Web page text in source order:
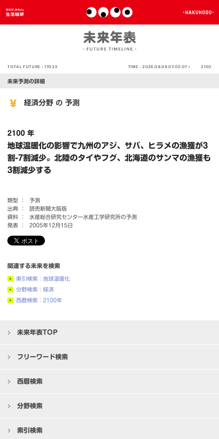
TOTAL FUTURE :17033 TIME :2026.08.09 07:02:07 > 2150
未来予測の詳細
経済分野 の 予測
2100 年
地球温暖化の影響で九州のアジ、サバ、ヒラメの漁獲が3
割-7割減少。北陸のタイやフグ、北海道のサンマの漁獲も
3割減少する
類型 ：
予測
出典 ：
読売新聞大阪版
資料 ：
水産総合研究センター水産工学研究所の予測
発表 ：
2005年12月15日
関連する未来を検索
索引検索：地球温暖化
分野検索：経済
西暦検索：2100年
未来年表TOP
フリーワード検索
西暦検索
分野検索
索引検索